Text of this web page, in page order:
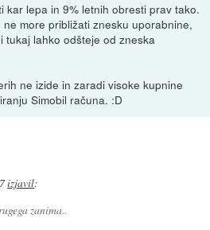
kar lepa in 9% letnih obresti prav tako.
more približati znesku uporabnine,
tukaj lahko odšteje od zneska
ne izide in zaradi visoke kupnine
Simobil računa. :D
izjavil:
zanima..